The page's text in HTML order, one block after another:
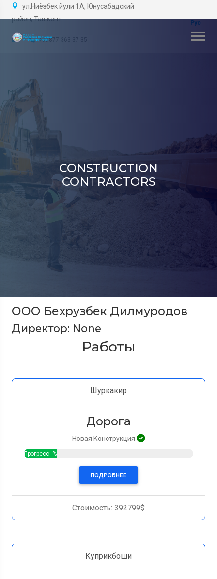
ул.Ниёзбек йули 1А, Юнусабадский
район, Ташкент
+99877 363-37-35
CONSTRUCTION
CONTRACTORS
ООО Бехрузбек Дилмуродов
Директор: None
Работы
Шуркакир
Дорога
Новая Конструкция
Прогресс: %
ПОДРОБНЕЕ
Стоимость: 392799$
Куприкбоши